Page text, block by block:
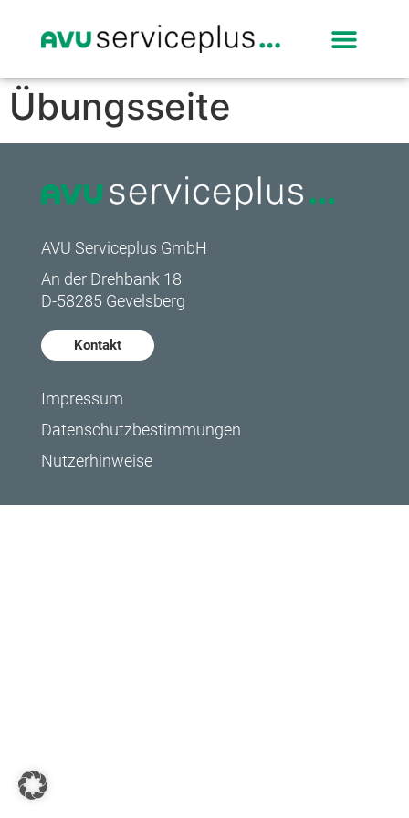
Übungsseite
AVU Serviceplus GmbH
An der Drehbank 18
D-58285 Gevelsberg
Kontakt
Impressum
Datenschutzbestimmungen
Nutzerhinweise